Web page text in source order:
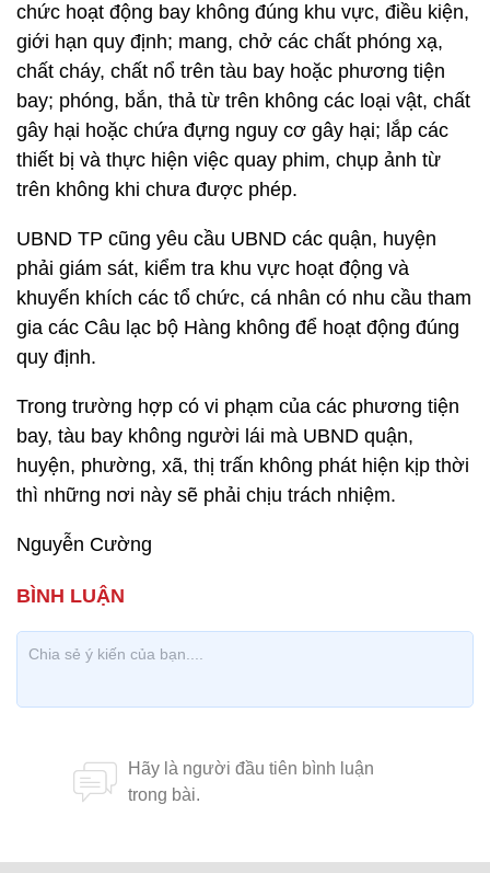
chức hoạt động bay không đúng khu vực, điều kiện,
giới hạn quy định; mang, chở các chất phóng xạ,
chất cháy, chất nổ trên tàu bay hoặc phương tiện
bay; phóng, bắn, thả từ trên không các loại vật, chất
gây hại hoặc chứa đựng nguy cơ gây hại; lắp các
thiết bị và thực hiện việc quay phim, chụp ảnh từ
trên không khi chưa được phép.
UBND TP cũng yêu cầu UBND các quận, huyện
phải giám sát, kiểm tra khu vực hoạt động và
khuyến khích các tổ chức, cá nhân có nhu cầu tham
gia các Câu lạc bộ Hàng không để hoạt động đúng
quy định.
Trong trường hợp có vi phạm của các phương tiện
bay, tàu bay không người lái mà UBND quận,
huyện, phường, xã, thị trấn không phát hiện kịp thời
thì những nơi này sẽ phải chịu trách nhiệm.
Nguyễn Cường